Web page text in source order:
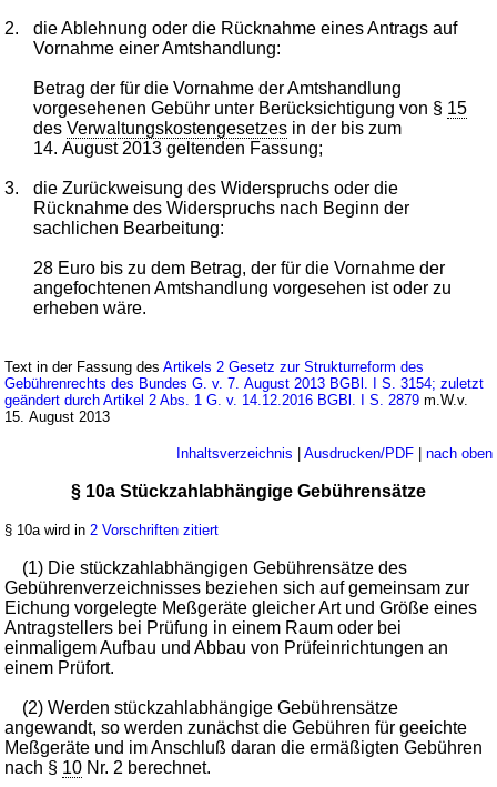
2.
die Ablehnung oder die Rücknahme eines Antrags auf
Vornahme einer Amtshandlung:
Betrag der für die Vornahme der Amtshandlung
vorgesehenen Gebühr unter Berücksichtigung von § 15
desVerwaltungskostengesetzes in der bis zum
14. August 2013 geltenden Fassung;
3.
die Zurückweisung des Widerspruchs oder die
Rücknahme des Widerspruchs nach Beginn der
sachlichen Bearbeitung:
28 Euro bis zu dem Betrag, der für die Vornahme der
angefochtenen Amtshandlung vorgesehen ist oder zu
erheben wäre.
Text in der Fassung desArtikels 2 Gesetz zur Strukturreform des
Gebührenrechts des Bundes G. v. 7. August 2013 BGBl. I S. 3154; zuletzt
geändert durch Artikel 2 Abs. 1 G. v. 14.12.2016 BGBl. I S. 2879 m.W.v.
15. August 2013
Inhaltsverzeichnis Ausdrucken/PDF| nach oben
§ 10a Stückzahlabhängige Gebührensätze
§ 10a wird in2 Vorschriften zitiert
(1) Die stückzahlabhängigen Gebührensätze des
Gebührenverzeichnisses beziehen sich auf gemeinsam zur
Eichung vorgelegte Meßgeräte gleicher Art und Größe eines
Antragstellers bei Prüfung in einem Raum oder bei
einmaligem Aufbau und Abbau von Prüfeinrichtungen an
einem Prüfort.
(2) Werden stückzahlabhängige Gebührensätze
angewandt, so werden zunächst die Gebühren für geeichte
Meßgeräte und im Anschluß daran die ermäßigten Gebühren
nach § 10 Nr. 2 berechnet.